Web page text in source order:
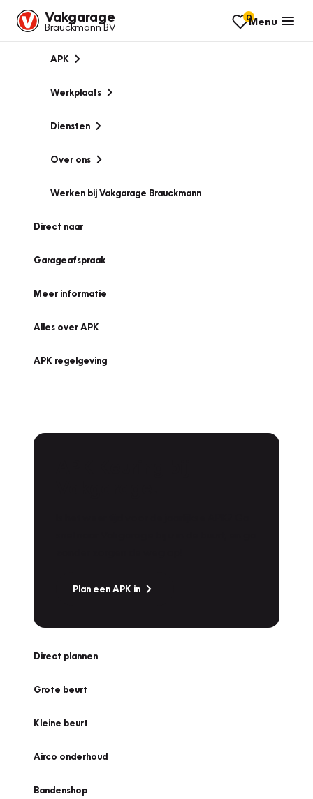
Vakgarage
Brauckmann BV
0Menu
APK
Werkplaats
Diensten
Over ons
Werken bij Vakgarage Brauckmann
Direct naar
Garageafspraak
Meer informatie
Alles over APK
APK regelgeving
Plan een APK in
Direct plannen
Grote beurt
Kleine beurt
Airco onderhoud
Bandenshop